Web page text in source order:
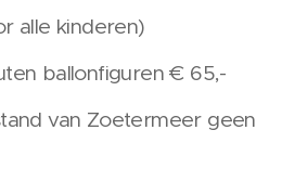
alle kinderen)
ballonfiguren € 65,-
van Zoetermeer geen